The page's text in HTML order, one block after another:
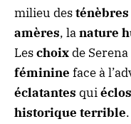
milieu desténèbres
amères, lanature
Leschoixde
féminine face à
éclatantes qui
historique terrible.